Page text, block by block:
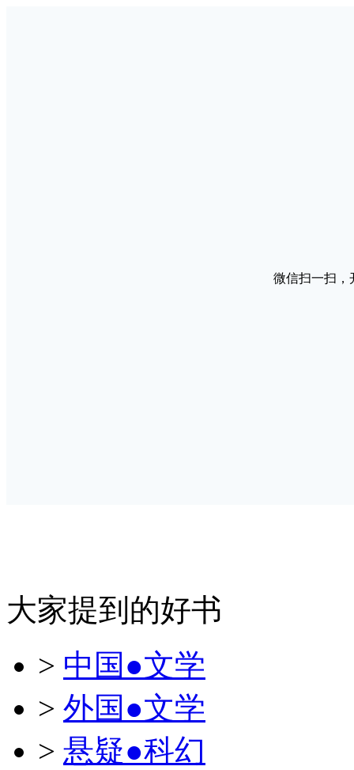
微信扫一扫，
大家提到的好书
> 中国●文学
> 外国●文学
> 悬疑●科幻